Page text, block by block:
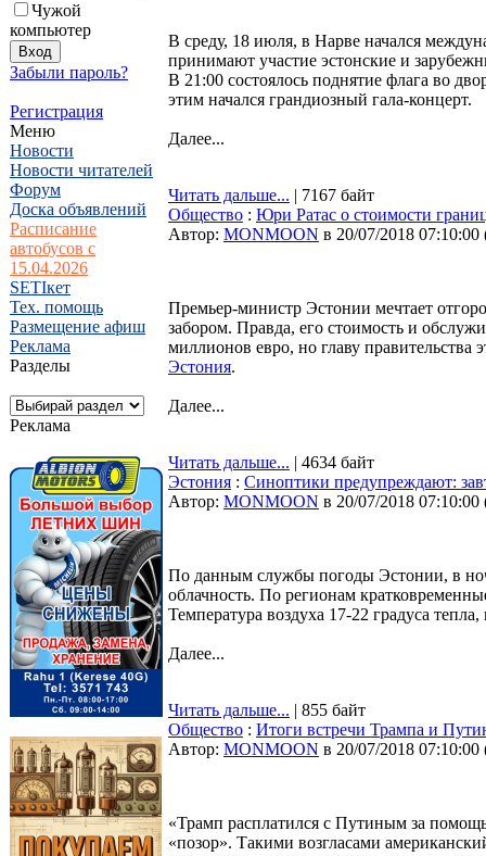
Чужой
компьютер
Забыли пароль?
Регистрация
Меню
Новости
Новости читателей
Форум
Доска объявлений
Расписание
автобусов с
15.04.2026
SETIкет
Тех. помощь
Размещение афиш
Реклама
Разделы
Реклама
В среду, 18 июля, в Нарве начался
принимают участие эстонские и
В 21:00 состоялось поднятие флага во
этим начался грандиозный гала-концерт.
Далее...
Читать дальше... | 7167 байт
Общество : Юри Ратас о стоимости
Автор: MONMOON в 20/07/2018 07:10:00
Премьер-министр Эстонии мечтает
забором. Правда, его стоимость и
миллионов евро, но главу
Эстония.
Далее...
Читать дальше... | 4634 байт
Эстония : Синоптики предупреждают:
Автор: MONMOON в 20/07/2018 07:10:00
По данным службы погоды Эстонии, в
облачность. По регионам
Температура воздуха 17-22 градуса
Далее...
Читать дальше... | 855 байт
Общество : Итоги встречи Трампа и
Автор: MONMOON в 20/07/2018 07:10:00
«Трамп расплатился с Путиным за
«позор». Такими возгласами